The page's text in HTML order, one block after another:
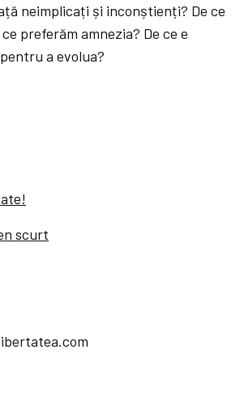
neimplicați și inconștienți? De ce
preferăm amnezia? De ce e
a evolua?
scurt